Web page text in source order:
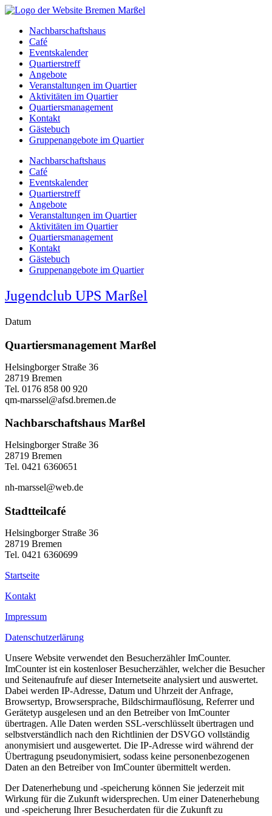
Zum
springenNachbarschaftshaus
Café
Eventskalender
Quartierstreff
Angebote
Veranstaltungen im Quartier
Aktivitäten im Quartier
Quartiersmanagement
Kontakt
Gästebuch
Gruppenangebote im Quartier
Nachbarschaftshaus
Café
Eventskalender
Quartierstreff
Angebote
Veranstaltungen im Quartier
Aktivitäten im Quartier
Quartiersmanagement
Kontakt
Gästebuch
Gruppenangebote im Quartier
Jugendclub UPS Marßel
Datum
Quartiersmanagement Marßel
Helsingborger Straße 36
28719 Bremen
Tel. 0176 858 00 920
qm-marssel@afsd.bremen.de
Nachbarschaftshaus Marßel
Helsingborger Straße 36
28719 Bremen
Tel. 0421 6360651
nh-marssel@web.de
Stadtteilcafé
Helsingborger Straße 36
28719 Bremen
Tel. 0421 6360699
Startseite
Kontakt
Impressum
Datenschutzerlärung
Unsere Website verwendet den Besucherzähler ImCounter.
ImCounter ist ein kostenloser Besucherzähler, welcher die Besucher
und Seitenaufrufe auf dieser Internetseite analysiert und auswertet.
Dabei werden IP-Adresse, Datum und Uhrzeit der Anfrage,
Browsertyp, Browsersprache, Bildschirmauflösung, Referrer und
Gerätetyp ausgelesen und an den Betreiber von ImCounter
übertragen. Alle Daten werden SSL-verschlüsselt übertragen und
selbstverständlich nach den Richtlinien der DSVGO vollständig
anonymisiert und ausgewertet. Die IP-Adresse wird während der
Übertragung pseudonymisiert, sodass keine personenbezogenen
Daten an den Betreiber von ImCounter übermittelt werden.
Der Datenerhebung und -speicherung können Sie jederzeit mit
Wirkung für die Zukunft widersprechen. Um einer Datenerhebung
und -speicherung Ihrer Besucherdaten für die Zukunft zu